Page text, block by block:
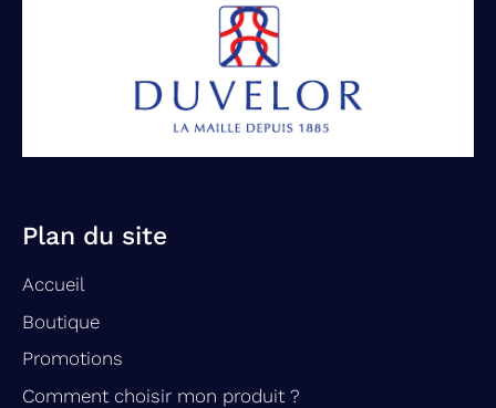
Plan du site
Accueil
Boutique
Promotions
Comment choisir mon produit ?